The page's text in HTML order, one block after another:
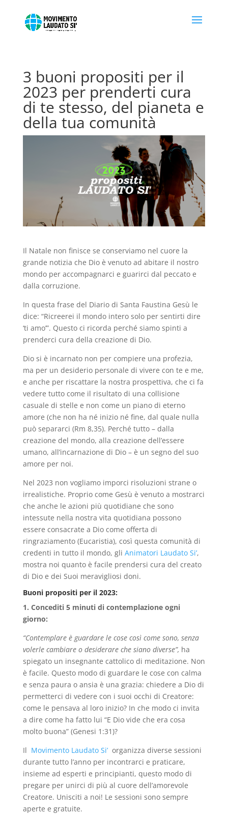
3 buoni propositi per il
2023 per prenderti cura
di te stesso, del pianeta e
della tua comunità
Il Natale non finisce se conserviamo nel cuore la
grande notizia che Dio è venuto ad abitare il nostro
mondo per accompagnarci e guarirci dal peccato e
dalla corruzione.
In questa frase del Diario di Santa Faustina Gesù le
dice: “Ricreerei il mondo intero solo per sentirti dire
‘ti amo’”. Questo ci ricorda perché siamo spinti a
prenderci cura della creazione di Dio.
Dio si è incarnato non per compiere una profezia,
ma per un desiderio personale di vivere con te e me,
e anche per riscattare la nostra prospettiva, che ci fa
vedere tutto come il risultato di una collisione
casuale di stelle e non come un piano di eterno
amore (che non ha né inizio né fine, dal quale nulla
può separarci (Rm 8,35). Perché tutto – dalla
creazione del mondo, alla creazione dell’essere
umano, all’incarnazione di Dio – è un segno del suo
amore per noi.
Nel 2023 non vogliamo imporci risoluzioni strane o
irrealistiche. Proprio come Gesù è venuto a mostrarci
che anche le azioni più quotidiane che sono
intessute nella nostra vita quotidiana possono
essere consacrate a Dio come offerta di
ringraziamento (Eucaristia), così questa comunità di
credenti in tutto il mondo, gli Animatori Laudato Si’,
mostra noi quanto è facile prendersi cura del creato
di Dio e dei Suoi meravigliosi doni.
Buoni propositi per il 2023:
1. Concediti 5 minuti di contemplazione ogni
giorno:
“Contemplare è guardare le cose così come sono, senza
volerle cambiare o desiderare che siano diverse”, ha
spiegato un insegnante cattolico di meditazione. Non
è facile. Questo modo di guardare le cose con calma
e senza paura o ansia è una grazia: chiedere a Dio di
permetterci di vedere con i suoi occhi di Creatore:
come le pensava al loro inizio? In che modo ci invita
a dire come ha fatto lui “E Dio vide che era cosa
molto buona” (Genesi 1:31)?
Il Movimento Laudato Si’ organizza diverse sessioni
durante tutto l’anno per incontrarci e praticare,
insieme ad esperti e principianti, questo modo di
pregare per unirci di più al cuore dell’amorevole
Creatore. Unisciti a noi! Le sessioni sono sempre
aperte e gratuite.